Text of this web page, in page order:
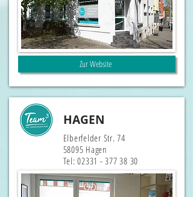
Zur Website
HAGEN
Elberfelder Str. 74
58095 Hagen
Tel:02331 - 377 38 30